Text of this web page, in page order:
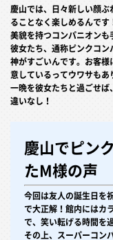
慶山では、日々新しい顔
ることなく楽しめるんで
美貌を持つコンパニオンも
彼女たち、通称ピンクコ
神がすごいんです。お客
意しているってウワサもあ
一晩を彼女たちと過ごせ
違いなし！
慶山でピン
たM様の声
今回は友人の誕生日を
で大正解！館内にはカ
で、笑い転げる時間を
その上、スーパーコン